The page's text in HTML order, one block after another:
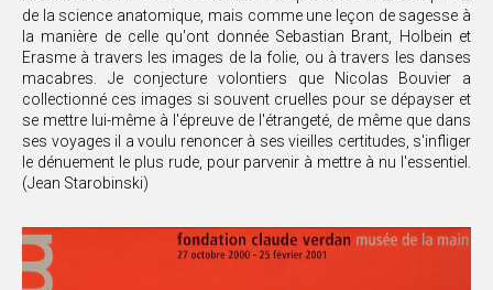
de la science anatomique, mais comme une leçon de sagesse à
la manière de celle qu'ont donnée Sebastian Brant, Holbein et
Erasme à travers les images de la folie, ou à travers les danses
macabres. Je conjecture volontiers que Nicolas Bouvier a
collectionné ces images si souvent cruelles pour se dépayser et
se mettre lui-même à l'épreuve de l'étrangeté, de même que dans
ses voyages il a voulu renoncer à ses vieilles certitudes, s'infliger
le dénuement le plus rude, pour parvenir à mettre à nu l'essentiel.
(Jean Starobinski)